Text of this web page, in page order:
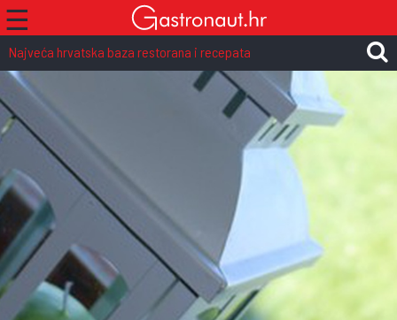
☰
Najveća hrvatska baza restorana i recepata